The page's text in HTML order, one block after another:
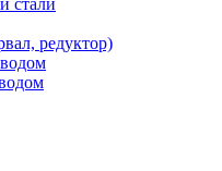
стали
редуктор)